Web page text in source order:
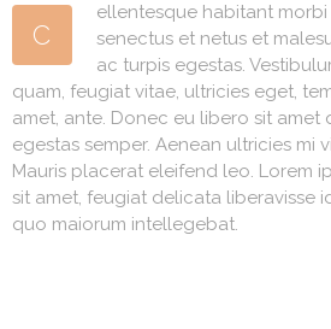
C
ellentesque habitant morbi
senectus et netus et
ac turpis egestas.
quam, feugiat vitae, ultricies eget,
amet, ante. Donec eu libero sit amet
egestas semper. Aenean ultricies mi
Mauris placerat eleifend leo. Lorem
sit amet, feugiat delicata liberavisse
quo maiorum intellegebat.